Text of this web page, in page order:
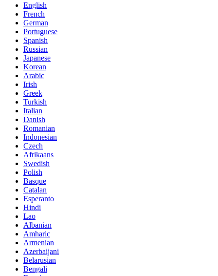
English
French
German
Portuguese
Spanish
Russian
Japanese
Korean
Arabic
Irish
Greek
Turkish
Italian
Danish
Romanian
Indonesian
Czech
Afrikaans
Swedish
Polish
Basque
Catalan
Esperanto
Hindi
Lao
Albanian
Amharic
Armenian
Azerbaijani
Belarusian
Bengali